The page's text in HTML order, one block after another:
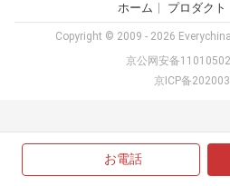
お電話
ホーム プロダクト
Copyright © 2009 - 2026
京公网安备
京ICP备